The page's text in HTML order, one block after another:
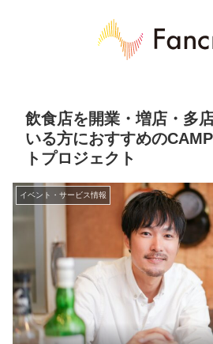
飲食店を開業・増店・多
いる方におすすめの
トプロジェクト
イベント・サービス情報